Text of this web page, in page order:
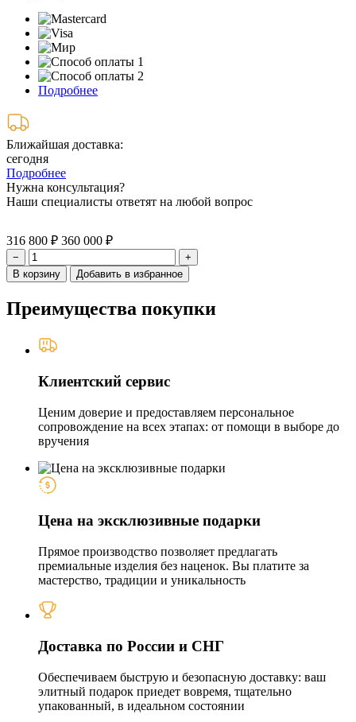
Подробнее
Ближайшая доставка:
сегодня
Подробнее
Нужна консультация?
Наши специалисты ответят на любой вопрос
316 800 ₽ 360 000 ₽
−
+
В корзину
Добавить в избранное
Преимущества покупки
Клиентский сервис
Ценим доверие и предоставляем персональное
сопровождение на всех этапах: от помощи в выборе до
вручения
Цена на эксклюзивные подарки
Прямое производство позволяет предлагать
премиальные изделия без наценок. Вы платите за
мастерство, традиции и уникальность
Доставка по России и СНГ
Обеспечиваем быструю и безопасную доставку: ваш
элитный подарок приедет вовремя, тщательно
упакованный, в идеальном состоянии